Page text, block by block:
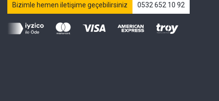
Bizimle hemen iletişime geçebilirsiniz 0532 652 10 92